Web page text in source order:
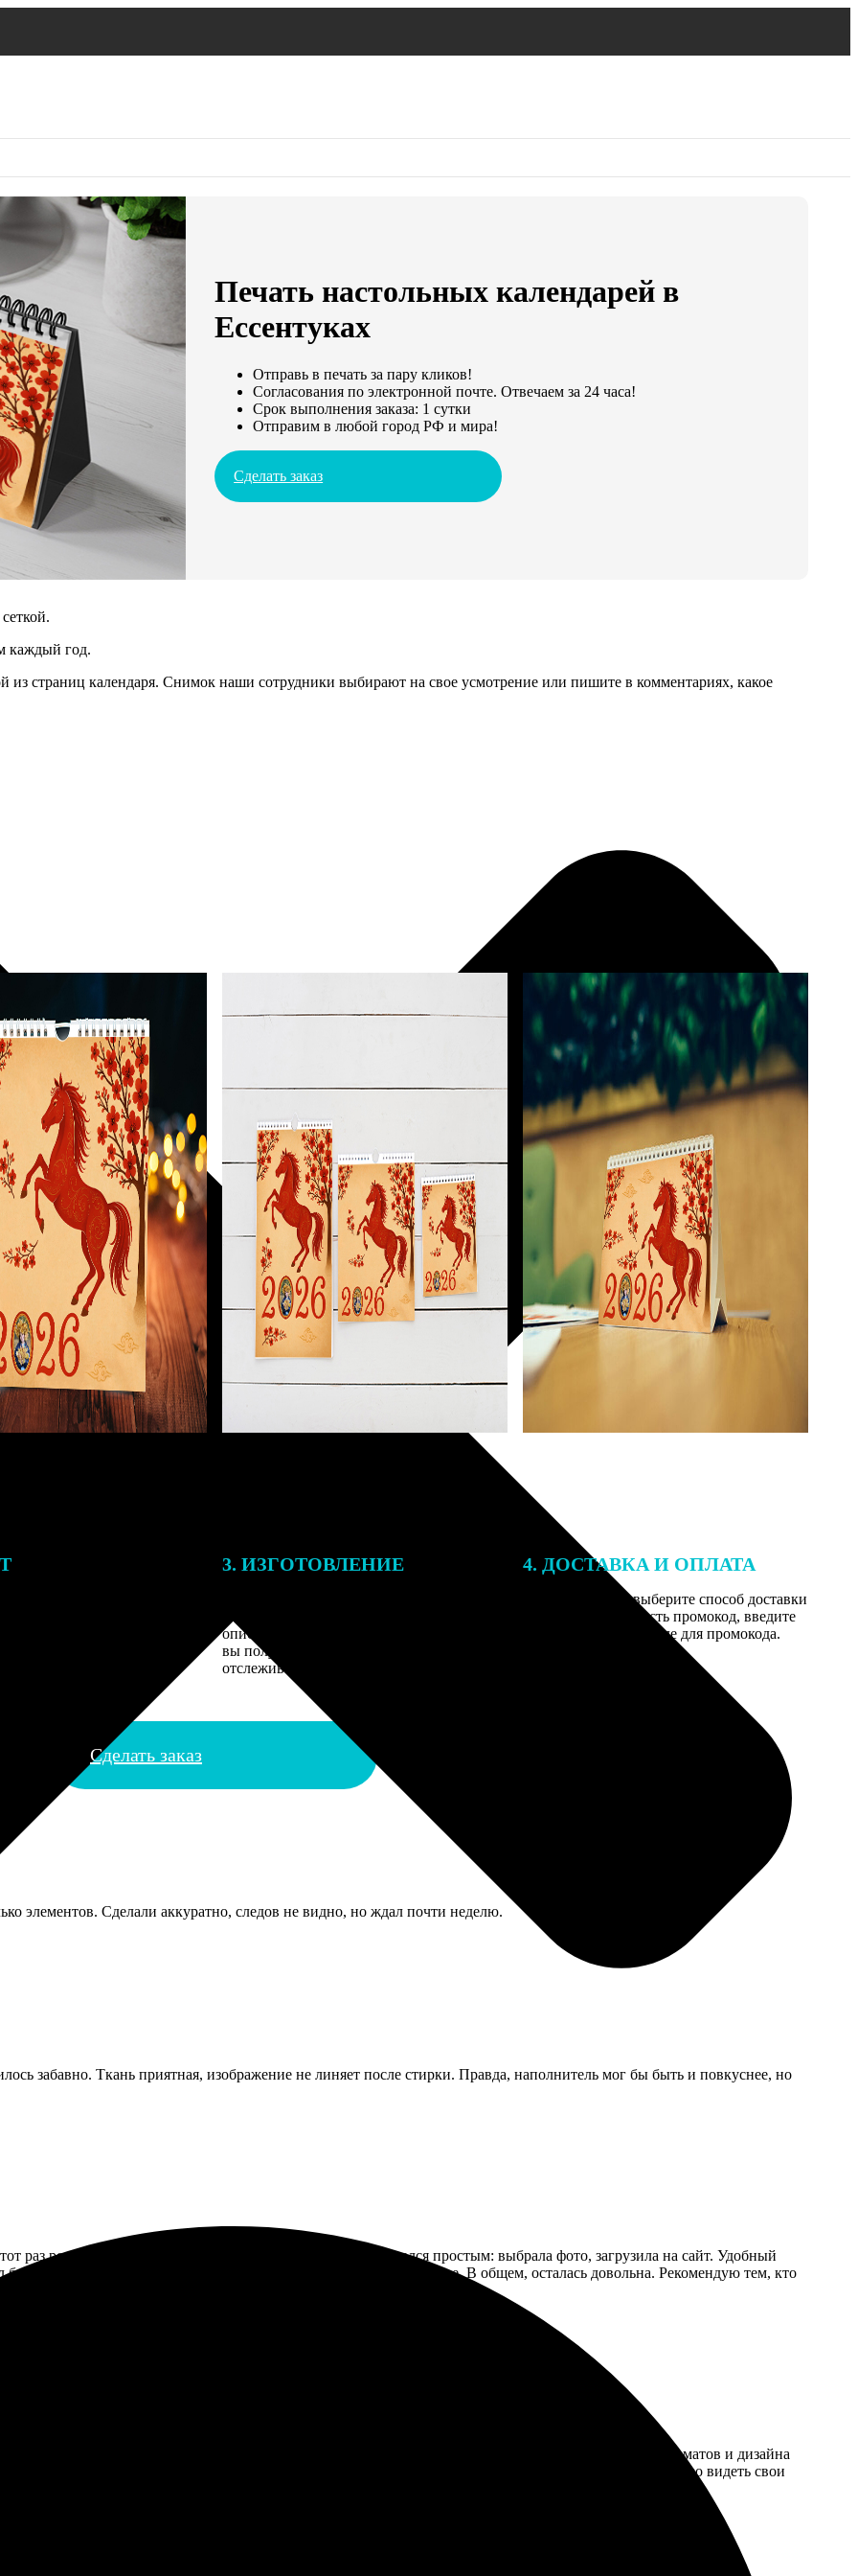
Печать настольных календарей в
Ессентуках
Отправь в печать за пару кликов!
Согласования по электронной почте. Отвечаем за 24 часа!
Срок выполнения заказа: 1 сутки
Отправим в любой город РФ и мира!
Сделать заказ
каждый год.
страниц календаря. Снимок наши сотрудники выбирают на свое усмотрение или пишите в комментариях, какое
3. ИЗГОТОВЛЕНИЕ
описанием заказа. Когда отправим заказ
вы получите письмо с трек-номером для
отслеживания.
4. ДОСТАВКА И ОПЛАТА
Введите адрес и выберите способ доставки
заказа. Если у вас есть промокод, введите
его в специальное поле для промокода.
Сделать заказ
элементов. Сделали аккуратно, следов не видно, но ждал почти неделю.
забавно. Ткань приятная, изображение не линяет после стирки. Правда, наполнитель мог бы быть и повкуснее, но
раз решила заказать настольные календари. Процесс оказался простым: выбрала фото, загрузила на сайт. Удобный
доставили вовремя. Качество печати на высоте, цвета яркие. В общем, осталась довольна. Рекомендую тем, кто
и была приятно удивлена. Процесс оформления на сайте простой и интуитивно понятный. Выбор форматов и дизайна
даже раньше, чем ожидала. Качество печати на высоте, цвета яркие и насыщенные. Очень приятно видеть свои
и качества. Обязательно закажу снова!